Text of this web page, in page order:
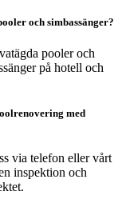
och simbassänger?
pooler och
på hotell och
med
via telefon eller vårt
inspektion och